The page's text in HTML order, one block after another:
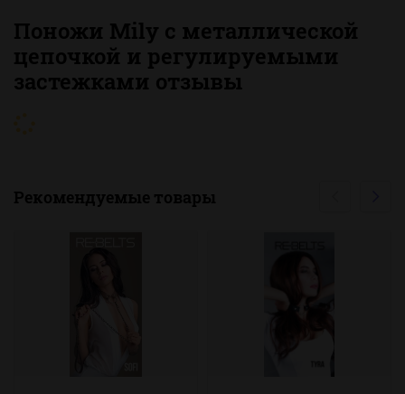
Поножи Mily с металлической
цепочкой и регулируемыми
застежками отзывы
Рекомендуемые товары